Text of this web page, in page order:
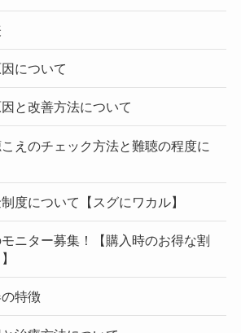
について
と改善方法について
えのチェック方法と難聴の程度に
度について【スグにワカル】
ニター募集！【購入時のお得な割
特徴